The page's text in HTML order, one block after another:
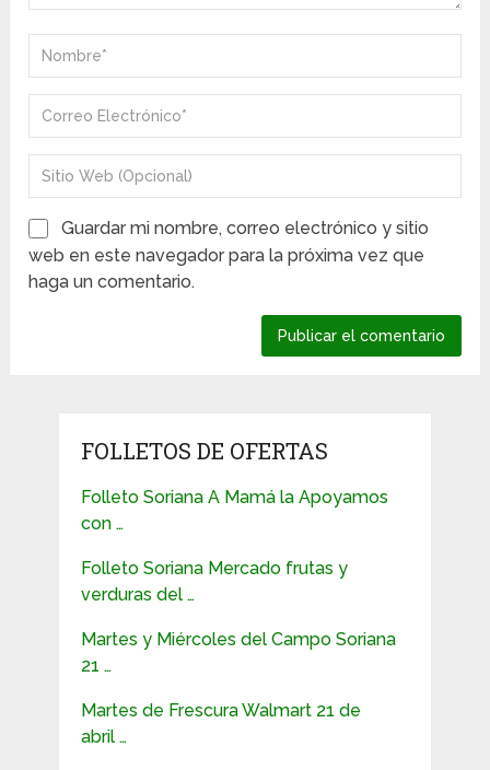
Guardar mi nombre, correo electrónico y sitio
web en este navegador para la próxima vez que
haga un comentario.
FOLLETOS DE OFERTAS
Folleto Soriana A Mamá la Apoyamos
con …
Folleto Soriana Mercado frutas y
verduras del …
Martes y Miércoles del Campo Soriana
21 …
Martes de Frescura Walmart 21 de
abril …